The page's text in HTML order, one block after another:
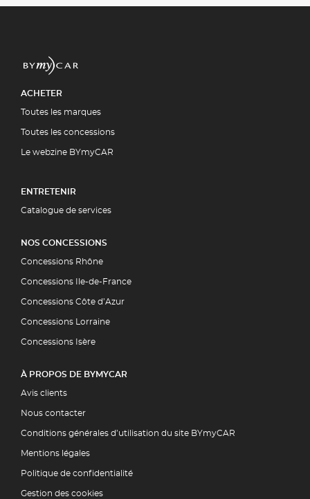
ACHETER
Toutes les marques
Toutes les concessions
Le webzine BYmyCAR
ENTRETENIR
Catalogue de services
NOS CONCESSIONS
Concessions Rhône
Concessions Ile-de-France
Concessions Côte d’Azur
Concessions Lorraine
Concessions Isère
À PROPOS DE BYMYCAR
Avis clients
Nous contacter
Conditions générales d’utilisation du site BYmyCAR
Mentions légales
Politique de confidentialité
Gestion des cookies